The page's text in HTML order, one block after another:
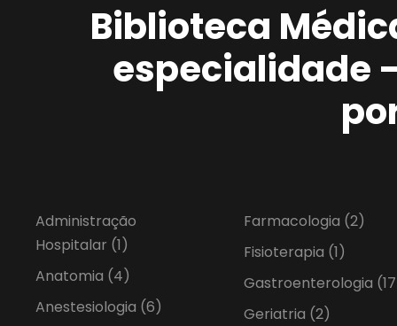
Biblioteca
especialidade
Administração
Hospitalar (1)
Anatomia (4)
Anestesiologia (6)
Farmacologia (2)
Fisioterapia (1)
Gastroenterologia
Geriatria (2)